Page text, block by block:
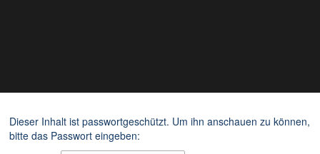
Dieser Inhalt ist passwortgeschützt. Um ihn anschauen zu können,
bitte das Passwort eingeben: